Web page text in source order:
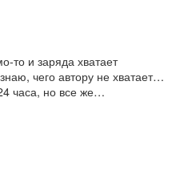
то и заряда хватает
чего автору не хватает…
часа, но все же…